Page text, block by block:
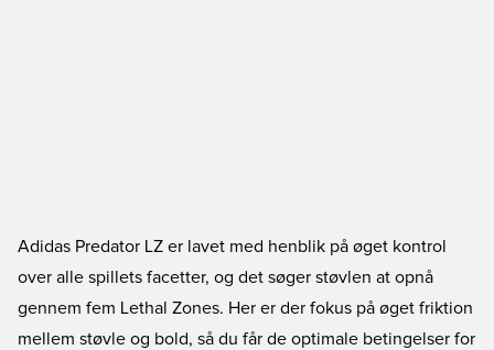
Adidas Predator LZ er lavet med henblik på øget kontrol
over alle spillets facetter, og det søger støvlen at opnå
gennem fem Lethal Zones. Her er der fokus på øget friktion
mellem støvle og bold, så du får de optimale betingelser for